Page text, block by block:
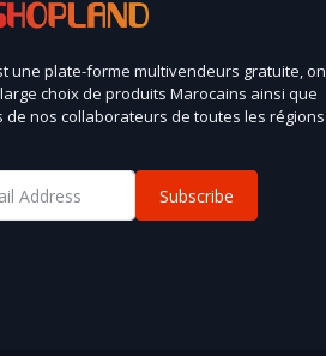
une plate-forme multivendeurs gratuite, on
choix de produits Marocains ainsi que
de nos collaborateurs de toutes les régions
Subscribe